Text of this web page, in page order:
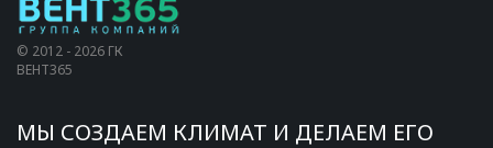
© 2012 - 2026 ГК
ВЕНТ365
МЫ СОЗДАЕМ КЛИМАТ И ДЕЛАЕМ ЕГО